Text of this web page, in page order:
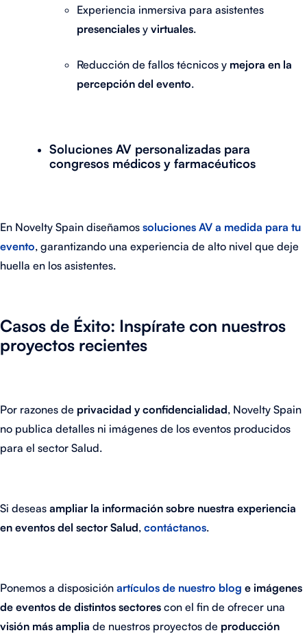
Experiencia inmersiva para asistentes
presenciales y virtuales.
Reducción de fallos técnicos y mejora en la
percepción del evento.
Soluciones AV personalizadas para
congresos médicos y farmacéuticos
En Novelty Spain diseñamos soluciones AV a medida para tu
evento, garantizando una experiencia de alto nivel que deje
huella en los asistentes.
Casos de Éxito: Inspírate con nuestros
proyectos recientes
Por razones de privacidad y confidencialidad, Novelty Spain
no publica detalles ni imágenes de los eventos producidos
para el sector Salud.
Si deseas ampliar la información sobre nuestra experiencia
en eventos del sector Salud, contáctanos.
Ponemos a disposición artículos de nuestro blog e imágenes
de eventos de distintos sectores con el fin de ofrecer una
visión más amplia de nuestros proyectos de producción